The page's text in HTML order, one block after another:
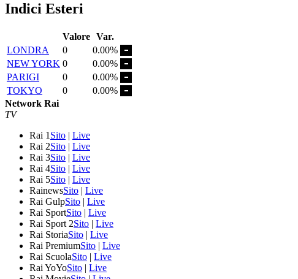
Indici Esteri
Valore Var.
LONDRA
0
0.00%
NEW YORK 0
0.00%
PARIGI
0
0.00%
TOKYO
0
0.00%
Network Rai
TV
Rai 1 Sito | Live
Rai 2Sito | Live
Rai 3Sito | Live
Rai 4Sito | Live
Rai 5Sito | Live
RainewsSito | Live
Rai GulpSito | Live
Rai SportSito | Live
Rai Sport 2Sito | Live
Rai StoriaSito | Live
Rai PremiumSito | Live
Rai ScuolaSito | Live
Rai YoYoSito | Live